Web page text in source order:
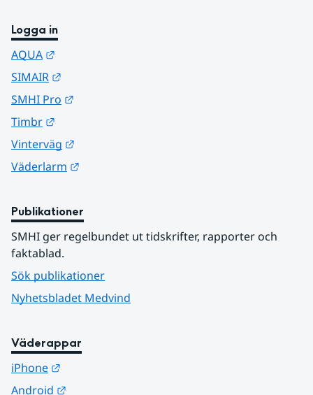
Logga in
AQUA
SIMAIR
SMHI Pro
Timbr
Vinterväg
Väderlarm
Publikationer
SMHI ger regelbundet ut tidskrifter, rapporter och
faktablad.
Sök publikationer
Nyhetsbladet Medvind
Väderappar
iPhone
Android